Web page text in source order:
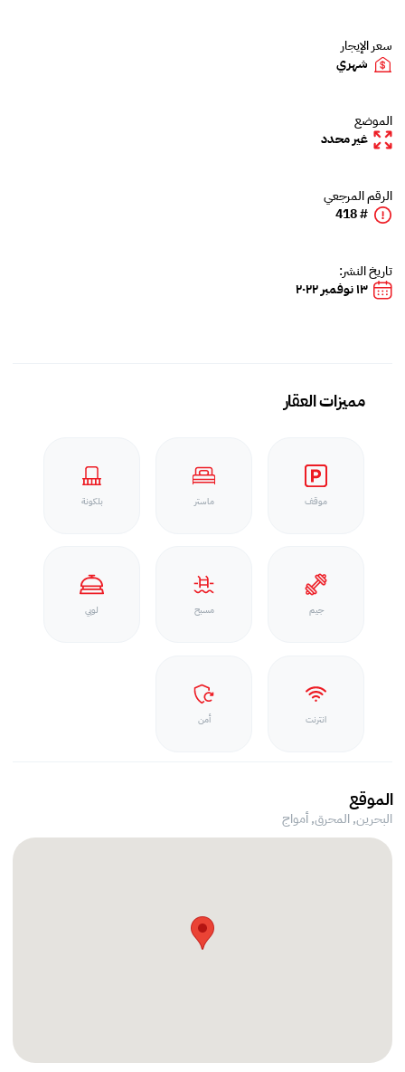
سعر الإيجار
شهري
الموضع
غير محدد
الرقم المرجعي
# 418
تاريخ النشر:
١٣ نوفمبر ٢٠٢٢
مميزات العقار
موقف ماستر بلكونة
جيم مسبح لوبي
انترنت أمن
الموقع
البحرين, المحرق,أمواج